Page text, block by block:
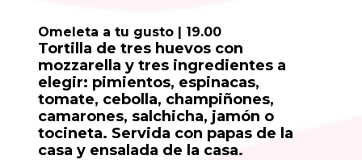
Omeleta a tu gusto | 19.00
Tortilla de tres huevos con
mozzarella y tres ingredientes a
elegir: pimientos, espinacas,
tomate, cebolla, champiñones,
camarones, salchicha, jamón o
tocineta. Servida con papas de la
casa y ensalada de la casa.